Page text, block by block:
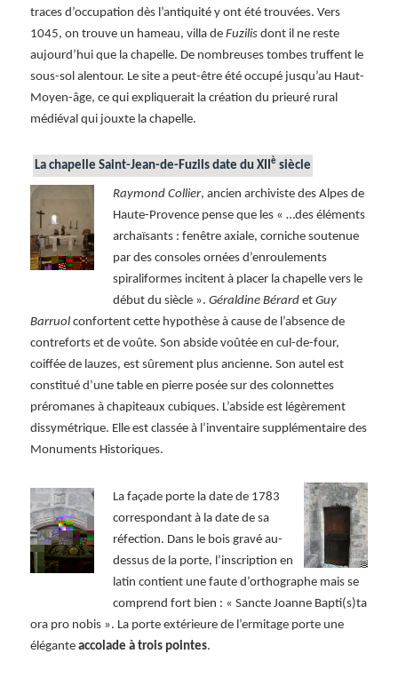
traces d’occupation dès l’antiquité y ont été trouvées. Vers
1045, on trouve un hameau, villa deFuzilis dont il ne reste
aujourd’hui que la chapelle. De nombreuses tombes truffent le
sous-sol alentour. Le site a peut-être été occupé jusqu’au Haut-
Moyen-âge, ce qui expliquerait la création du prieuré rural
médiéval qui jouxte la chapelle.
La chapelleSaint-Jean-de-Fuzils date du XIIè siècle
Raymond Collier, ancien archiviste des Alpes de
Haute-Provence pense que les « …des éléments
archaïsants : fenêtre axiale, corniche soutenue
par des consoles ornées d’enroulements
spiraliformes incitent à placer la chapelle vers le
début du siècle ». Géraldine Bérardet Guy
Barruol confortent cette hypothèse à cause de l’absence de
contreforts et de voûte. Son abside voûtée en cul-de-four,
coiffée de lauzes, est sûrement plus ancienne. Son autel est
constitué d’une table en pierre posée sur des colonnettes
préromanes à chapiteaux cubiques. L’abside est légèrement
dissymétrique. Elle est classée à l’inventaire supplémentaire des
Monuments Historiques.
La façade porte la date de 1783
correspondant à la date de sa
réfection. Dans le bois gravé au-
dessus de la porte, l’inscription en
latin contient une faute d’orthographe mais se
comprend fort bien : « Sancte Joanne Bapti(s)ta
ora pro nobis ». La porte extérieure de l’ermitage porte une
éléganteaccolade à trois pointes.